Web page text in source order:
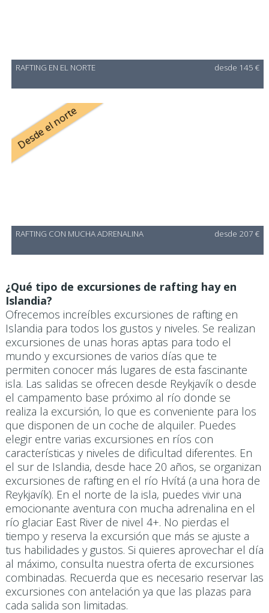
RAFTING EN EL NORTE desde 145 €
Desde el norte
RAFTING CON MUCHA ADRENALINA desde 207 €
¿Qué tipo de excursiones de rafting hay en
Islandia?
Ofrecemos increíbles excursiones de rafting en
Islandia para todos los gustos y niveles. Se realizan
excursiones de unas horas aptas para todo el
mundo y excursiones de varios días que te
permiten conocer más lugares de esta fascinante
isla. Las salidas se ofrecen desde Reykjavík o desde
el campamento base próximo al río donde se
realiza la excursión, lo que es conveniente para los
que disponen de un coche de alquiler. Puedes
elegir entre varias excursiones en ríos con
características y niveles de dificultad diferentes. En
el sur de Islandia, desde hace 20 años, se organizan
excursiones de rafting en el río Hvítá (a una hora de
Reykjavík). En el norte de la isla, puedes vivir una
emocionante aventura con mucha adrenalina en el
río glaciar East River de nivel 4+. No pierdas el
tiempo y reserva la excursión que más se ajuste a
tus habilidades y gustos. Si quieres aprovechar el día
al máximo, consulta nuestra oferta de excursiones
combinadas. Recuerda que es necesario reservar las
excursiones con antelación ya que las plazas para
cada salida son limitadas.